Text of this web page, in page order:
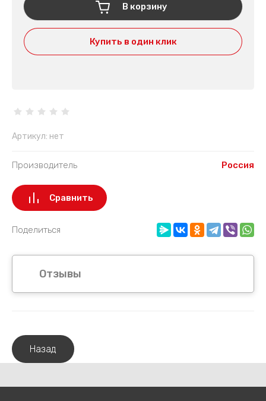
В корзину
Купить в один клик
Артикул: нет
Производитель Россия
Сравнить
Поделиться
Отзывы
Назад